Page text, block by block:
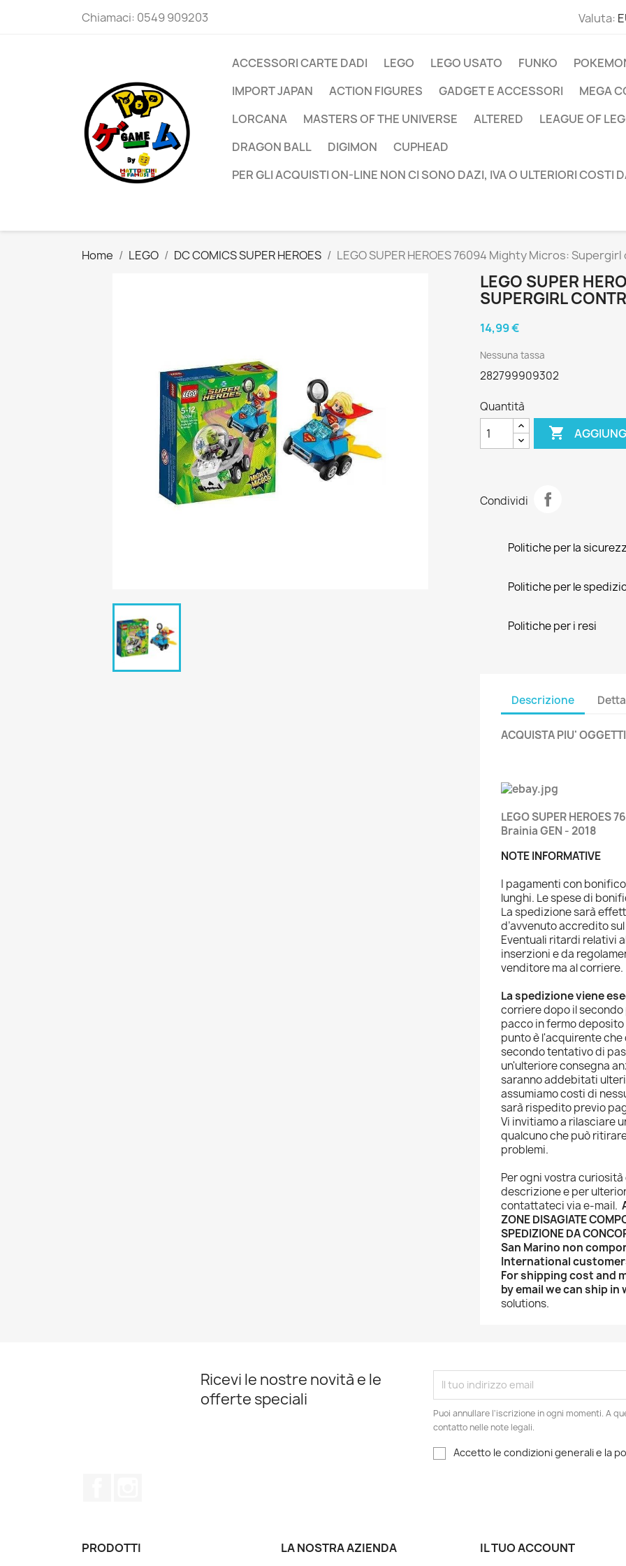
Chiamaci: 0549 909203 Valuta:
ACCESSORI CARTE DADI LEGO LEGO USATO FUNKO
IMPORT JAPAN
ACTION FIGURES GADGET E ACCESSORI MEGA
LORCANA
MASTERS OF THE UNIVERSE ALTERED LEAGUE OF
DRAGON BALL
DIGIMON
CUPHEAD
PER GLI ACQUISTI ON-LINE NON CI SONO DAZI, IVA O ULTERIORI COSTI
Home LEGO DC COMICS SUPER HEROES LEGO SUPER HEROES 76094 Mighty Micros:
LEGO SUPER
SUPERGIRL
14,99 €
Nessuna tassa
282799909302
Quantità

Condividi
Politiche per la
Politiche per le
Politiche per i resi
Descrizione
ACQUISTA PIU'
LEGO SUPER
Brainia GEN - 2018
NOTE INFORMATIVE
I pagamenti con
lunghi. Le spese di
La spedizione sarà
d’avvenuto accredito
Eventuali ritardi relativi
inserzioni e da
venditore ma al corriere.
La spedizione viene
corriere dopo il
pacco in fermo
punto è l'acquirente che
secondo tentativo di
un'ulteriore consegna
saranno addebitati
assumiamo costi di
sarà rispedito previo
Vi invitiamo a rilasciare
qualcuno che può
problemi.
Per ogni vostra
descrizione e per
contattateci via e-mail.
ZONE DISAGIATE
SPEDIZIONE DA
San Marino non
International
For shipping cost and
by email we can ship
solutions.
Ricevi le nostre novità e le
offerte speciali
Puoi annullare l'iscrizione in ogni momenti. A
contatto nelle note legali.
Accetto le condizioni generali e la
PRODOTTI LA NOSTRA AZIENDA IL TUO ACCOUNT